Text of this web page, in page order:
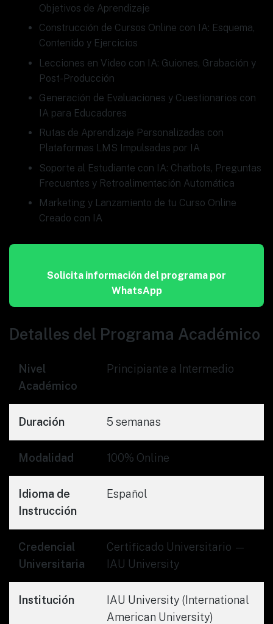
Objetivos de Aprendizaje
Construcción de Cursos Online con IA: Esquema,
Contenido y Ejercicios
Lecciones en Video con IA: Guiones, Grabación y
Post-Producción
Generación de Evaluaciones y Cuestionarios con
IA para Educadores
Rutas de Aprendizaje Personalizadas con
Plataformas LMS Impulsadas por IA
Soporte al Estudiante con IA: Chatbots, Preguntas
Frecuentes y Retroalimentación Automática
Marketing y Lanzamiento de tu Curso Online
Creado con IA
Solicita información del programa por
WhatsApp
Detalles del Programa Académico
Nivel
Académico
Principiante a Intermedio
Duración 5 semanas
Modalidad 100% Online
Idioma de
Instrucción
Español
Credencial
Universitaria
Certificado Universitario —
IAU University
Institución
IAU University (International
American University)